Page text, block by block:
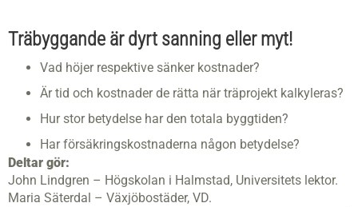
Träbyggande är dyrt sanning eller myt!
Vad höjer respektive sänker kostnader?
Är tid och kostnader de rätta när träprojekt kalkyleras?
Hur stor betydelse har den totala byggtiden?
Har försäkringskostnaderna någon betydelse?
​Deltar gör:
John Lindgren – Högskolan i Halmstad, Universitets lektor.​
Maria Säterdal – Växjöbostäder, VD.​